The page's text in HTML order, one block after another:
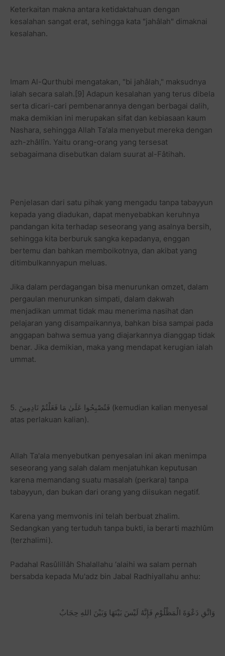
Keterkaitan makna antara ketidaktahuan dengan
kesalahan sangat erat, sehingga kata "jahâlah" dimaknai
kesalahan.
Imam Al-Qurthubi mengatakan, "bi jahâlah," maksudnya
ialah secara salah.[9] Adapun kesalahan yang terus dibela
serta dicari-cari pembenarannya dengan berbagai dalih,
maka demikian ini merupakan sifat dan kebiasaan kaum
Nashara, sehingga Allah Ta'ala menyebut mereka dengan
azh-zhâllîn. Yaitu orang-orang yang tersesat
sebagaimana disebutkan dalam suurat al-Fâtihah.
Penjelasan dari satu pihak yang mengadu tanpa tabayyun
kepada yang diadukan, dapat menyebabkan keruhnya
pandangan kita terhadap seseorang yang asalnya bersih,
sehingga kita berburuk sangka kepadanya, enggan
bertemu dan bahkan memboikotnya, dan akibat yang
ditimbulkannyapun meluas.
Jika dalam perdagangan bisa menurunkan omzet, dalam
pergaulan menurunkan simpati, dalam dakwah
menjadikan ummat tidak mau menerima nasihat dan
pelajaran yang disampaikannya, bahkan bisa sampai pada
anggapan bahwa semua yang diajarkannya dianggap tidak
benar. Jika demikian, maka yang mendapat kerugian ialah
ummat.
5. فَتُصْبِحُوا عَلَىٰ مَا فَعَلْتُمْ نَادِمِينَ (kemudian kalian menyesal
atas perlakuan kalian).
Allah Ta'ala menyebutkan penyesalan ini akan menimpa
seseorang yang salah dalam menjatuhkan keputusan
karena memandang suatu masalah (perkara) tanpa
tabayyun, dan bukan dari orang yang diisukan negatif.
Karena yang memvonis ini telah berbuat zhalim.
Sedangkan yang tertuduh tanpa bukti, ia berarti mazhlûm
(terzhalimi).
Padahal Rasûlillâh Shalallahu ‘alaihi wa salam pernah
bersabda kepada Mu'adz bin Jabal Radhiyallahu anhu:
وَاتَّقِ دَعْوَةَ الْمَظْلُوْمِ فَإِنَّهُ لَيْسَ بَيْنَهَا وَبَيْنَ اللهِ حِجَابٌ